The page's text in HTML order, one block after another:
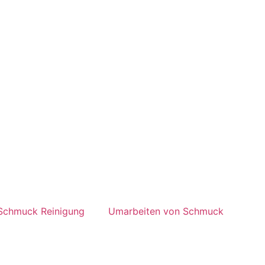
Reinigung Umarbeiten von Schmuck